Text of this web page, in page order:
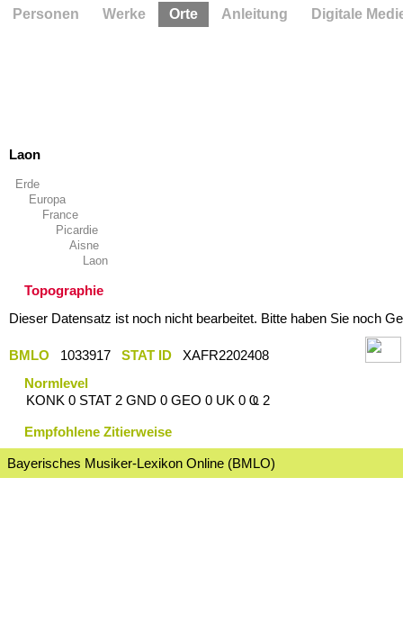
Laon
Erde
Europa
France
Picardie
Aisne
Laon
Topographie
Dieser Datensatz ist noch nicht bearbeitet. Bitte haben Sie noch
BMLO 1033917 STAT ID
XAFR2202408
Normlevel
KONK 0 STAT 2 GND 0 GEO 0 UK 0 Ҩ 2
Empfohlene Zitierweise
Bayerisches Musiker-Lexikon Online (BMLO)
Personen Werke Orte Anleitung Digitale